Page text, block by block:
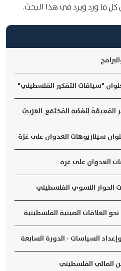
ما ورد ويرد في هذا البحث.
"سياقات التفكير الفلسطيني"
المُعِيقَةُ لِنَهْضَةِ المُجْتَمَعِ العَرَبيّ
سيناريوهات العدوان على غزة
العدوان على غزة
الحوار النسوي الفلسطيني
العلاقات الصينية الفلسطينية
وإعداد السياسات - الدورة السابعة
المائي الفلسطيني